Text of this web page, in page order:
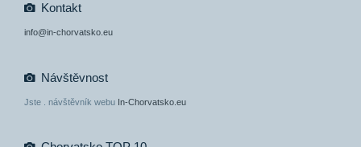
Kontakt
info@in-chorvatsko.eu
Návštěvnost
Jste . návštěvník webu In-Chorvatsko.eu